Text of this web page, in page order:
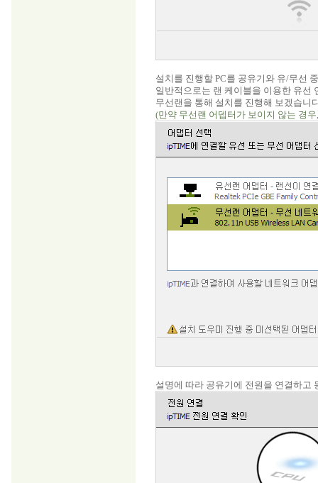
설치를 진행할 PC를 공유기와 유/무선
일반적으로는 랜 케이블을 이용한 유선
무선랜을 통해 설치를 진행해 보겠습니
(만약 무선랜 어뎁터가 보이지 않는 경
설명에 따라 공유기에 전원을 연결하고